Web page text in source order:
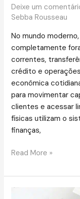
Deixe um
Sebba Rousseau
No mundo
completamente
correntes,
crédito e
econômica
para movimentar
clientes e acessar
físicas utilizam o
finanças,
Read More »